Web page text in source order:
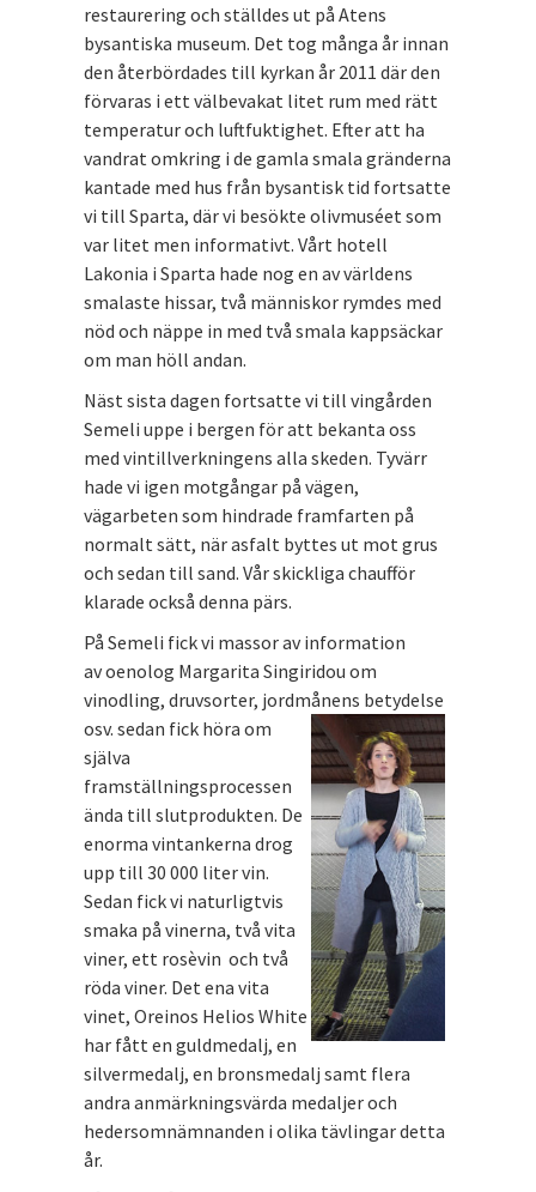
restaurering och ställdes ut på Atens
bysantiska museum. Det tog många år innan
den återbördades till kyrkan år 2011 där den
förvaras i ett välbevakat litet rum med rätt
temperatur och luftfuktighet. Efter att ha
vandrat omkring i de gamla smala gränderna
kantade med hus från bysantisk tid fortsatte
vi till Sparta, där vi besökte olivmuséet som
var litet men informativt. Vårt hotell
Lakonia i Sparta hade nog en av världens
smalaste hissar, två människor rymdes med
nöd och näppe in med två smala kappsäckar
om man höll andan.
Näst sista dagen fortsatte vi till vingården
Semeli uppe i bergen för att bekanta oss
med vintillverkningens alla skeden. Tyvärr
hade vi igen motgångar på vägen,
vägarbeten som hindrade framfarten på
normalt sätt, när asfalt byttes ut mot grus
och sedan till sand. Vår skickliga chaufför
klarade också denna pärs.
På Semeli fick vi massor av information
av oenolog Margarita Singiridou om
vinodling, druvsorter, jordmånens betydelse
osv. sedan fick höra om
själva
framställningsprocessen
ända till slutprodukten. De
enorma vintankerna drog
upp till 30 000 liter vin.
Sedan fick vi naturligtvis
smaka på vinerna, två vita
viner, ett rosèvin och två
röda viner. Det ena vita
vinet, Oreinos Helios White
har fått en guldmedalj, en
silvermedalj, en bronsmedalj samt flera
andra anmärkningsvärda medaljer och
hedersomnämnanden i olika tävlingar detta
år.